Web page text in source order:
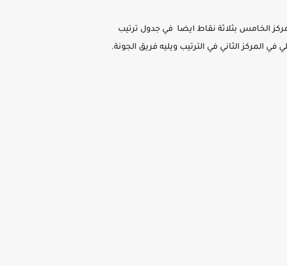
البنك الأهلي في المركز الخامس بثلاثة نقاط ايضا في جدول ترتيب
الثاني في الترتيب ويليه فريق الجونة.